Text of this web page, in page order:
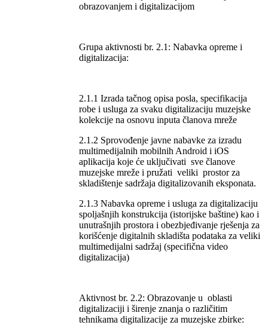
obrazovanjem i digitalizacijom
Grupa aktivnosti br. 2.1: Nabavka opreme i
digitalizacija:
2.1.1 Izrada tačnog opisa posla, specifikacija
robe i usluga za svaku digitalizaciju muzejske
kolekcije na osnovu inputa članova mreže
2.1.2 Sprovođenje javne nabavke za izradu
multimedijalnih mobilnih Android i iOS
aplikacija koje će uključivati sve članove
muzejske mreže i pružati veliki prostor za
skladištenje sadržaja digitalizovanih eksponata.
2.1.3 Nabavka opreme i usluga za digitalizaciju
spoljašnjih konstrukcija (istorijske baštine) kao i
unutrašnjih prostora i obezbjeđivanje rješenja za
korišćenje digitalnih skladišta podataka za veliki
multimedijalni sadržaj (specifična video
digitalizacija)
Aktivnost br. 2.2: Obrazovanje u oblasti
digitalizaciji i širenje znanja o različitim
tehnikama digitalizacije za muzejske zbirke: